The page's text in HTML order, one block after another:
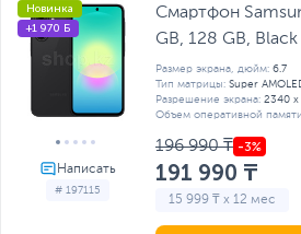
# 197115
Новинка
+1 970 Б
Смартфон
GB, 128 GB,
Размер экрана, дюйм: 6.7
Тип матрицы: Super
Разрешение экрана: 2340 x
Объем оперативной
196 990 ₸
191 990 ₸
15 999 ₸ x 12 мес